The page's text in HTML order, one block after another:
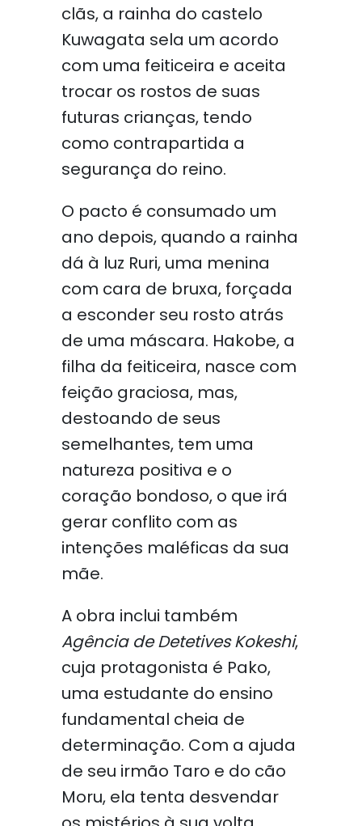
clãs, a rainha do castelo
Kuwagata sela um acordo
com uma feiticeira e aceita
trocar os rostos de suas
futuras crianças, tendo
como contrapartida a
segurança do reino.
O pacto é consumado um
ano depois, quando a rainha
dá à luz Ruri, uma menina
com cara de bruxa, forçada
a esconder seu rosto atrás
de uma máscara. Hakobe, a
filha da feiticeira, nasce com
feição graciosa, mas,
destoando de seus
semelhantes, tem uma
natureza positiva e o
coração bondoso, o que irá
gerar conflito com as
intenções maléficas da sua
mãe.
A obra inclui também
Agência de Detetives Kokeshi,
cuja protagonista é Pako,
uma estudante do ensino
fundamental cheia de
determinação. Com a ajuda
de seu irmão Taro e do cão
Moru, ela tenta desvendar